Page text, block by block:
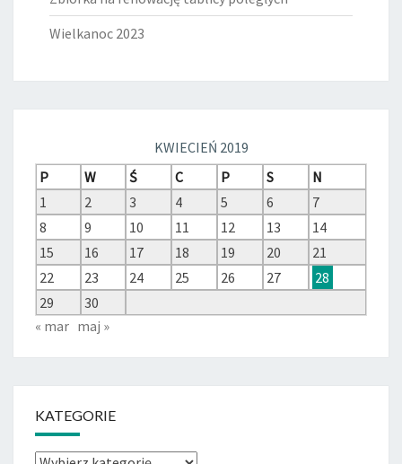
Wielkanoc 2023
KWIECIEŃ 2019
P
W Ś C P S
N
1
2 3 4 5 6
7
8
9 10 11 12 13
14
15
16 17 18 19 20
21
22
23 24 25 26 27
28
29
30
« mar maj »
KATEGORIE